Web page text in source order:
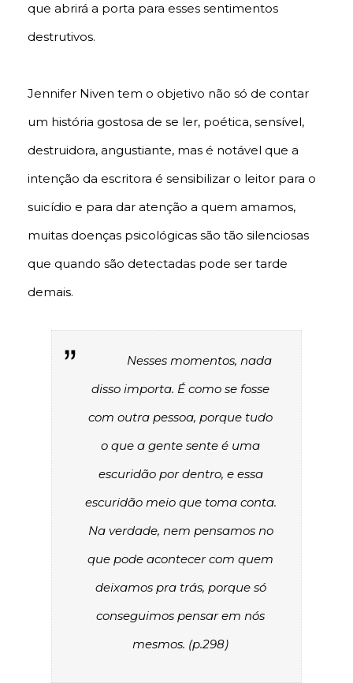
que abrirá a porta para esses sentimentos
destrutivos.
Jennifer Niven tem o objetivo não só de contar
um história gostosa de se ler, poética, sensível,
destruidora, angustiante, mas é notável que a
intenção da escritora é sensibilizar o leitor para o
suicídio e para dar atenção a quem amamos,
muitas doenças psicológicas são tão silenciosas
que quando são detectadas pode ser tarde
demais.
Nesses momentos, nada
disso importa. É como se fosse
com outra pessoa, porque tudo
o que a gente sente é uma
escuridão por dentro, e essa
escuridão meio que toma conta.
Na verdade, nem pensamos no
que pode acontecer com quem
deixamos pra trás, porque só
conseguimos pensar em nós
mesmos. (p.298)